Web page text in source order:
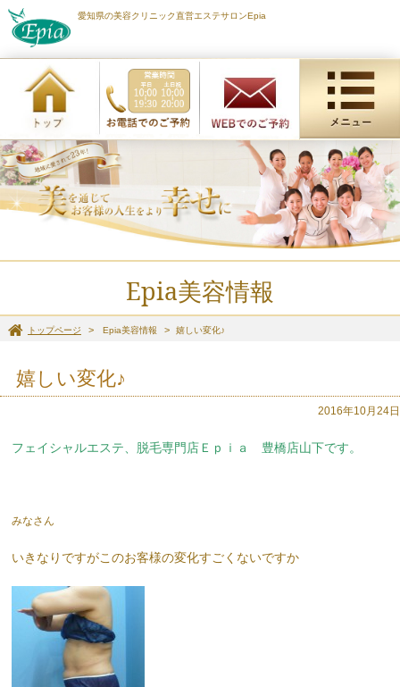
愛知県の美容クリニック直営エステサロンEpia
Epia美容情報
トップページ Epia美容情報 嬉しい変化♪
嬉しい変化♪
2016年10月24日
フェイシャルエステ、脱毛専門店Ｅｐｉａ 豊橋店山下です。
みなさん
いきなりですがこのお客様の変化すごくないですか